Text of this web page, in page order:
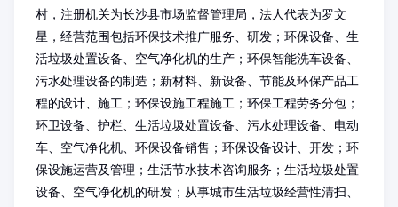
村，注册机关为长沙县市场监督管理局，法人代表为罗文
星，经营范围包括环保技术推广服务、研发；环保设备、生
活垃圾处置设备、空气净化机的生产；环保智能洗车设备、
污水处理设备的制造；新材料、新设备、节能及环保产品工
程的设计、施工；环保设施工程施工；环保工程劳务分包；
环卫设备、护栏、生活垃圾处置设备、污水处理设备、电动
车、空气净化机、环保设备销售；环保设备设计、开发；环
保设施运营及管理；生活节水技术咨询服务；生活垃圾处置
设备、空气净化机的研发；从事城市生活垃圾经营性清扫、